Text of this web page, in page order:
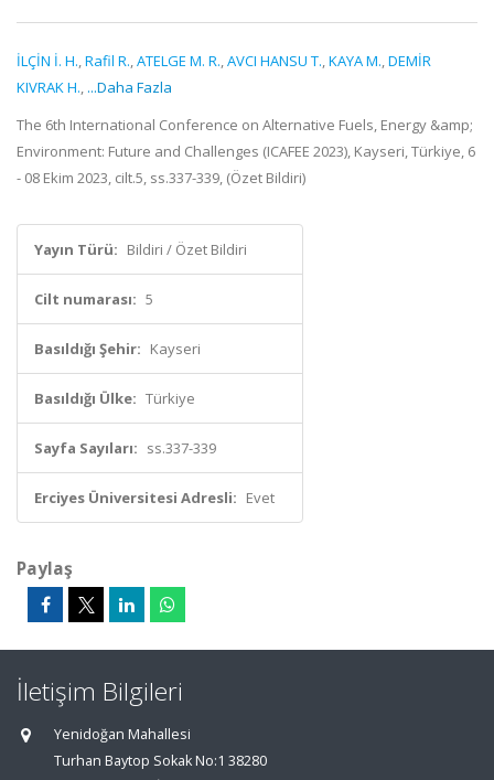
İLÇİN İ. H.,Rafil R.,ATELGE M. R.,AVCI HANSU T.,KAYA M.,DEMİR
KIVRAK H., ...Daha Fazla
The 6th International Conference on Alternative Fuels, Energy &amp;
Environment: Future and Challenges (ICAFEE 2023), Kayseri, Türkiye, 6
- 08 Ekim 2023, cilt.5, ss.337-339, (Özet Bildiri)
Yayın Türü: Bildiri / Özet Bildiri
Cilt numarası: 5
Basıldığı Şehir: Kayseri
Basıldığı Ülke: Türkiye
Sayfa Sayıları: ss.337-339
Erciyes Üniversitesi Adresli: Evet
Paylaş
İletişim Bilgileri
Yenidoğan Mahallesi
Turhan Baytop Sokak No:1 38280